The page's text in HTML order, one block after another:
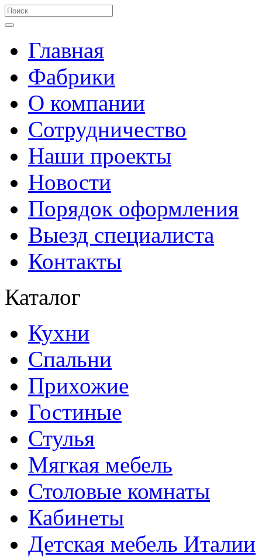
Главная
Фабрики
О компании
Сотрудничество
Наши проекты
Новости
Порядок оформления
Выезд специалиста
Контакты
Каталог
Кухни
Спальни
Прихожие
Гостиные
Стулья
Мягкая мебель
Столовые комнаты
Кабинеты
Детская мебель Италии